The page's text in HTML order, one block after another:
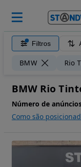
Filtros
BMW Rio
BMW Rio
Número de
Como são